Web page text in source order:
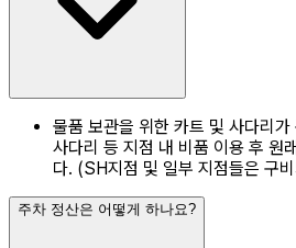
물품 보관을 위한 카트 및 사다리
사다리 등 지점 내 비품 이용 후 원
다. (SH지점 및 일부 지점들은 구
주차 정산은 어떻게 하나요?